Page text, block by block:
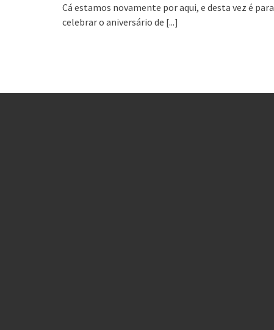
Cá estamos novamente por aqui, e desta vez é para
celebrar o aniversário de [...]